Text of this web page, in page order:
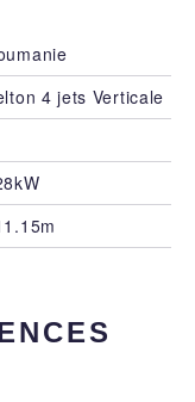
4 jets Verticale